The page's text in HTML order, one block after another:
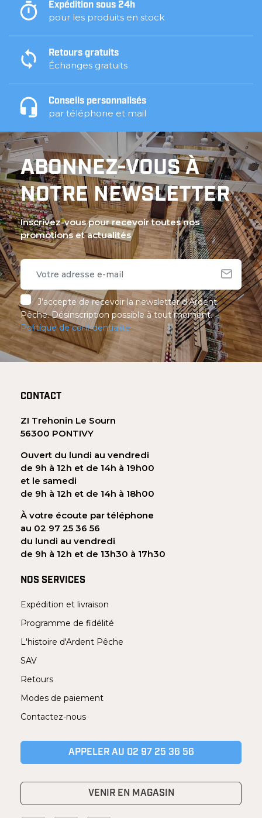
Expédition sous 24h
pour les produits en stock
Retours gratuits
Échanges gratuits
Conseils personnalisés
par téléphone et mail
ABONNEZ-VOUS À
NOTRE NEWSLETTER
Inscrivez-vous pour recevoir toutes nos
promotions et actualités
J’accepte de recevoir la newsletter d’Ardent
Pêche. Désinscription possible à tout moment.
Politique de confidentialité
CONTACT
ZI Trehonin Le Sourn
56300 PONTIVY
Ouvert du lundi au vendredi
de 9h à 12h et de 14h à 19h00
et le samedi
de 9h à 12h et de 14h à 18h00
À votre écoute par téléphone
au 02 97 25 36 56
du lundi au vendredi
de 9h à 12h et de 13h30 à 17h30
NOS SERVICES
Expédition et livraison
Programme de fidélité
L'histoire d'Ardent Pêche
SAV
Retours
Modes de paiement
Contactez-nous
APPELER AU 02 97 25 36 56
VENIR EN MAGASIN